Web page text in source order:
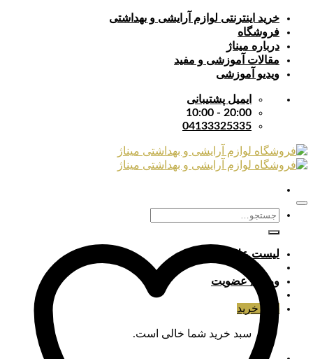
Skip
content
خرید اینترنتی لوازم آرایشی و بهداشتی
فروشگاه
درباره میناژ
مقالات آموزشی و مفید
ویدیو آموزشی
ایمیل پشتیبانی
20:00 - 10:00
04133325335
جستجو
برای:
لیست علایق
ورود / عضویت
سبد خرید
سبد خرید شما خالی است.